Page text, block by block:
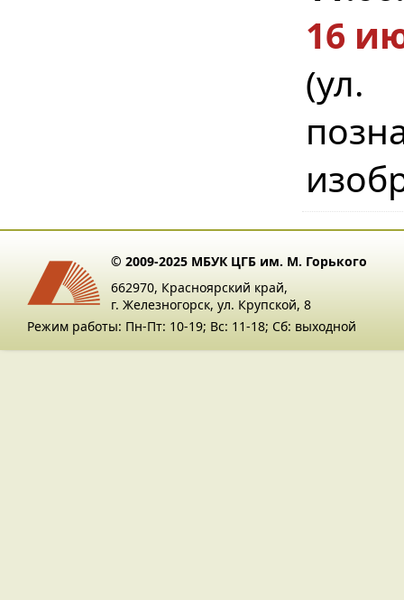
16
© 2009-2025 МБУК ЦГБ им. М. Горького
662970, Красноярский край,
г. Железногорск, ул. Крупской, 8
Режим работы: Пн-Пт: 10-19; Вс: 11-18; Сб: выходной